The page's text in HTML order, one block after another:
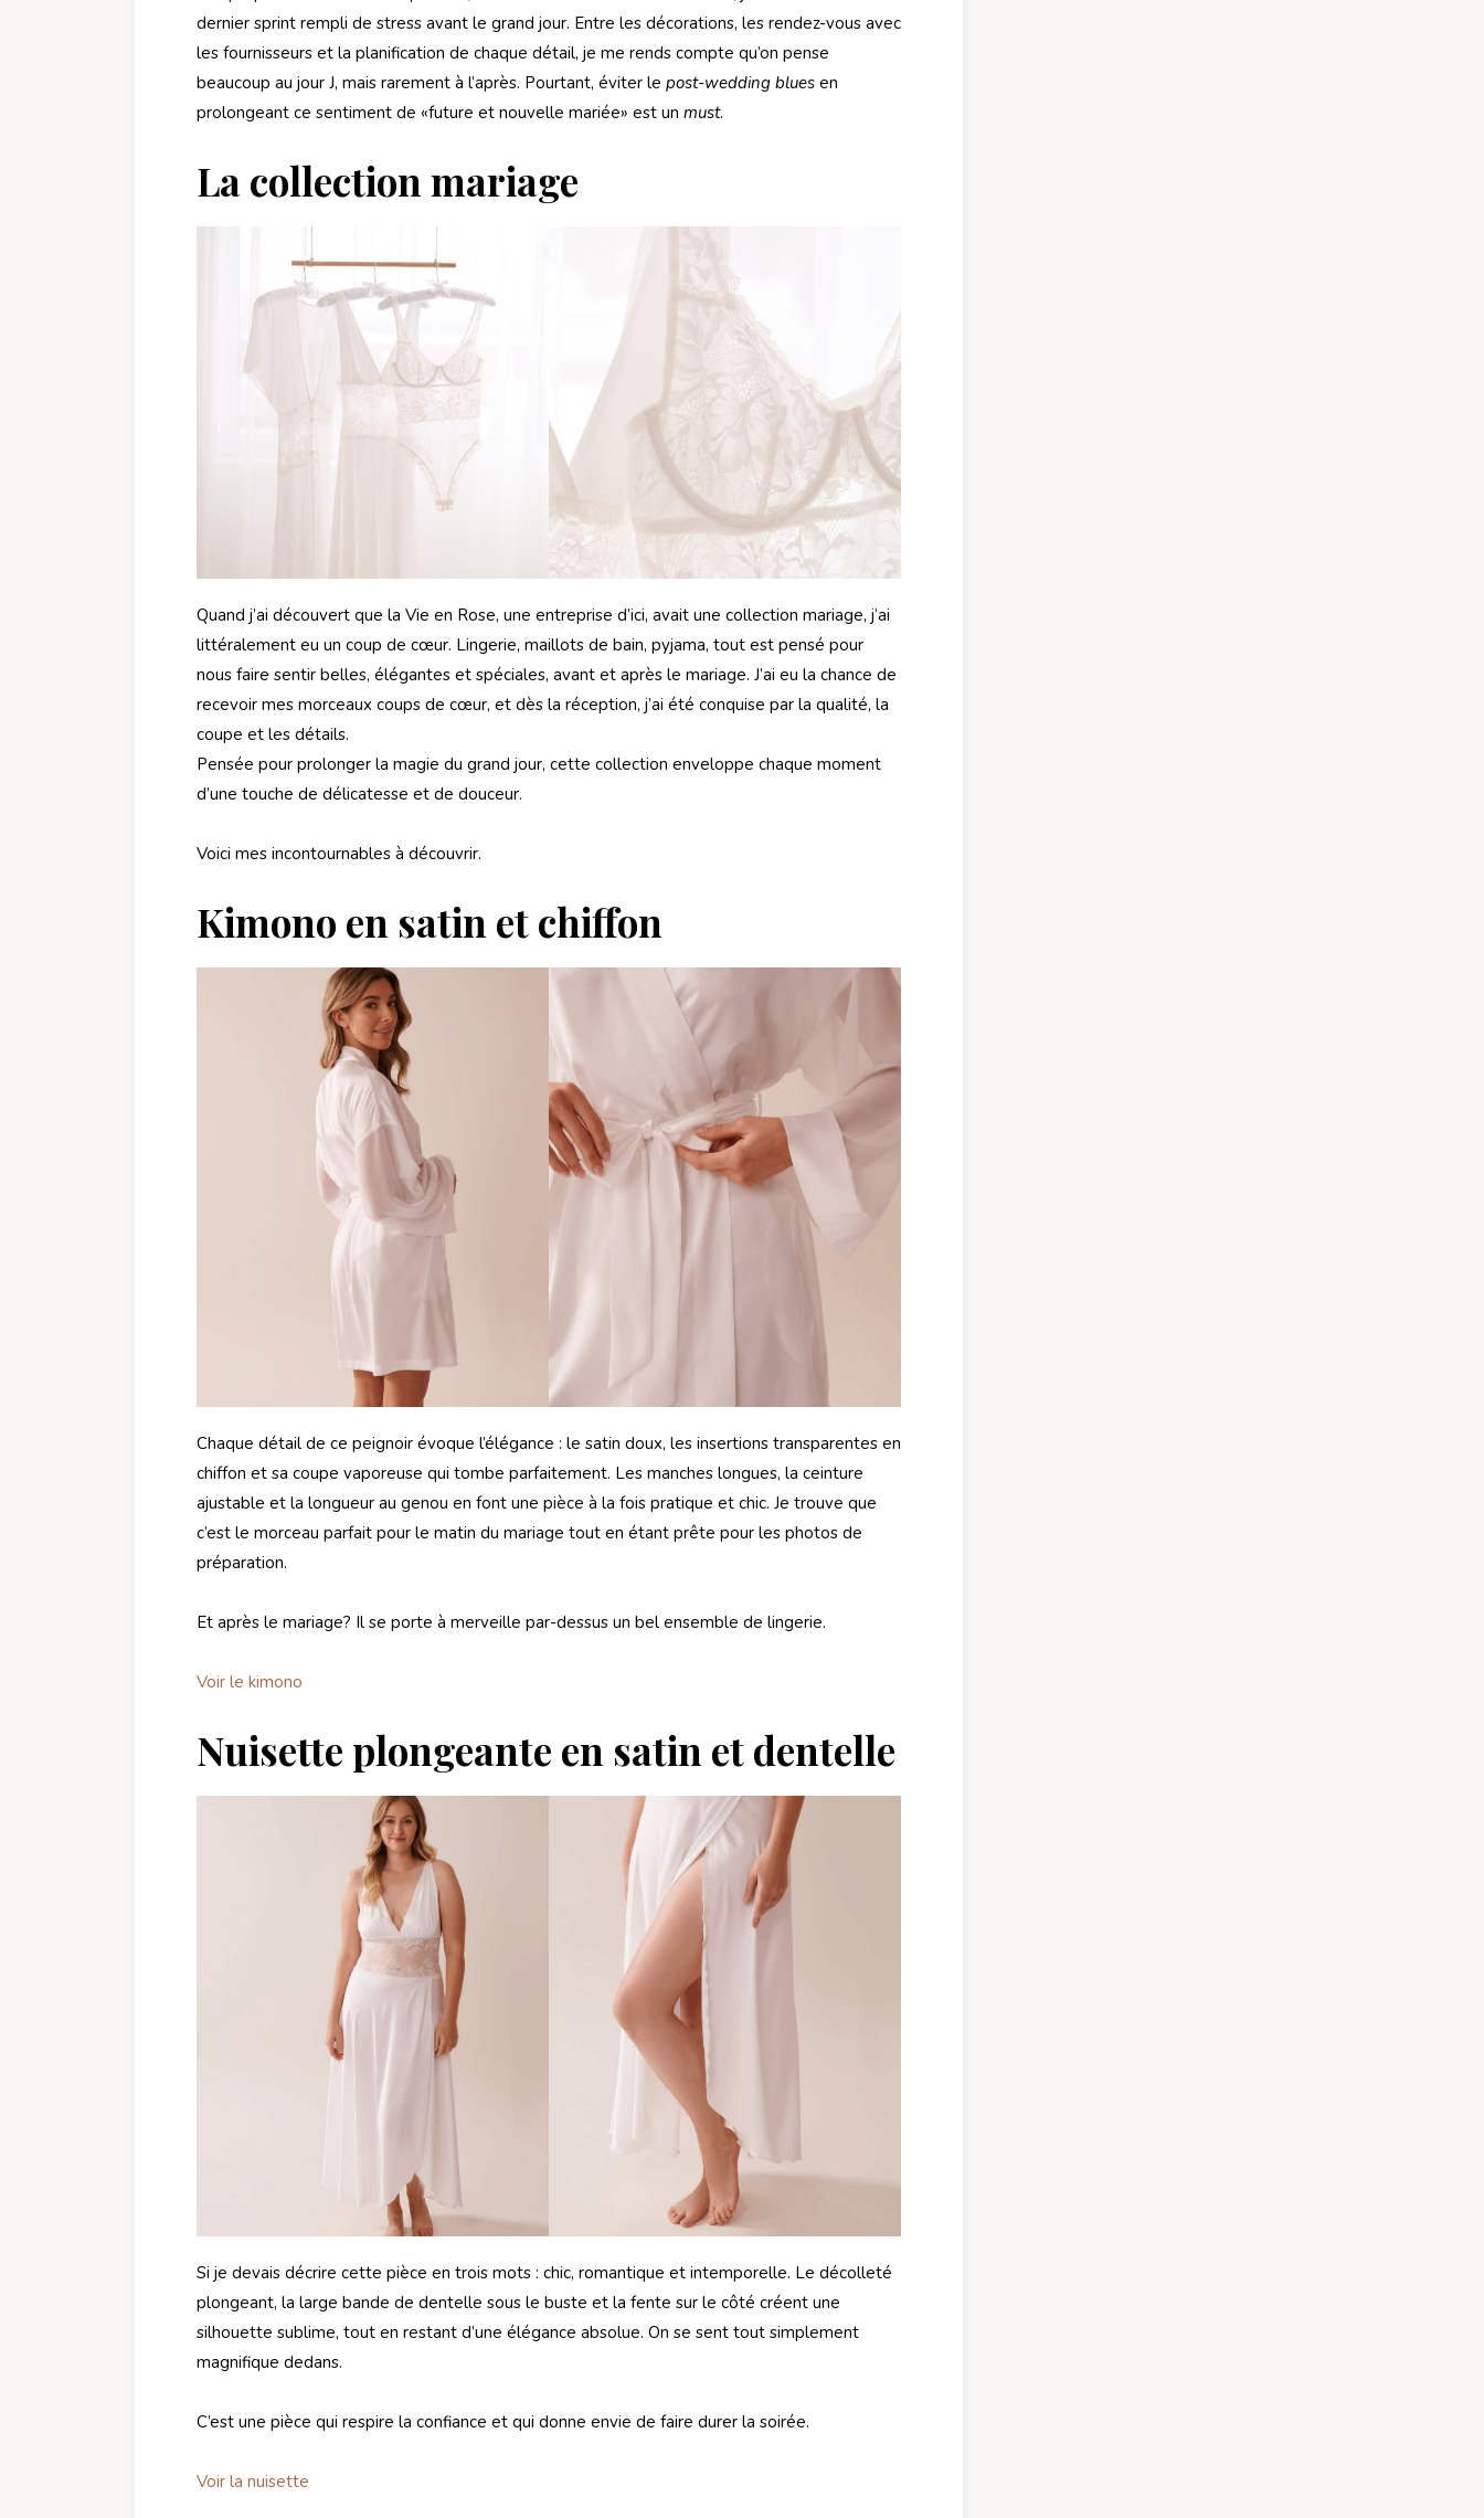
dernier sprint rempli de stress avant le grand jour. Entre les décorations, les rendez-vous avec
les fournisseurs et la planification de chaque détail, je me rends compte qu’on pense
beaucoup au jour J, mais rarement à l’après. Pourtant, éviter le post-wedding blues en
prolongeant ce sentiment de «future et nouvelle mariée» est un must.
La collection mariage
Quand j’ai découvert que la Vie en Rose, une entreprise d’ici, avait une collection mariage, j’ai
littéralement eu un coup de cœur. Lingerie, maillots de bain, pyjama, tout est pensé pour
nous faire sentir belles, élégantes et spéciales, avant et après le mariage. J’ai eu la chance de
recevoir mes morceaux coups de cœur, et dès la réception, j’ai été conquise par la qualité, la
coupe et les détails.
Pensée pour prolonger la magie du grand jour, cette collection enveloppe chaque moment
d’une touche de délicatesse et de douceur.
Voici mes incontournables à découvrir.
Kimono en satin et chiffon
Chaque détail de ce peignoir évoque l’élégance : le satin doux, les insertions transparentes en
chiffon et sa coupe vaporeuse qui tombe parfaitement. Les manches longues, la ceinture
ajustable et la longueur au genou en font une pièce à la fois pratique et chic. Je trouve que
c’est le morceau parfait pour le matin du mariage tout en étant prête pour les photos de
préparation.
Et après le mariage? Il se porte à merveille par-dessus un bel ensemble de lingerie.
Voir le kimono
Nuisette plongeante en satin et dentelle
Si je devais décrire cette pièce en trois mots : chic, romantique et intemporelle. Le décolleté
plongeant, la large bande de dentelle sous le buste et la fente sur le côté créent une
silhouette sublime, tout en restant d’une élégance absolue. On se sent tout simplement
magnifique dedans.
C’est une pièce qui respire la confiance et qui donne envie de faire durer la soirée.
Voir la nuisette